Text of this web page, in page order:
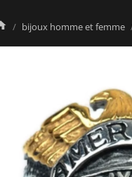
bijoux homme et femme